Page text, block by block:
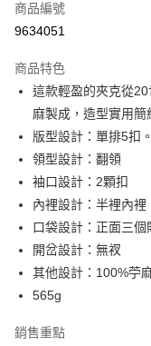
信用卡分期付款
合作金庫商業銀行
華南商業銀行
上海商業儲蓄銀行
國泰世華商業銀行
臺灣中小企業銀行
匯豐（台灣）商業銀行
聯邦商業銀行
元大商業銀行
玉山商業銀行
台新國際商業銀行
台灣樂天信用卡公司
6 期 0 利率 每期
華南商業銀行
上海商業儲蓄銀行
國泰世華商業銀行
臺灣中小企業銀行
匯豐（台灣）商業銀行
聯邦商業銀行
元大商業銀行
玉山商業銀行
台新國際商業銀行
台灣樂天信用卡公司
LINE Pay
Apple Pay
街口支付
悠遊付
Google Pay
全盈+PAY
相關說明
商品編號
9634051
商品特色
這款輕盈的夾克從
麻製成，造型實用簡
版型設計：單排5扣。
領型設計：翻領
袖口設計：2顆扣
內裡設計：半裡內裡
口袋設計：正面三個
開岔設計：無衩
其他設計：100%苧
565g
銷售重點